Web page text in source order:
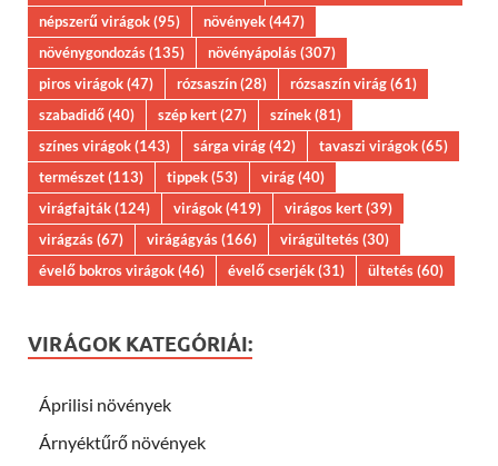
népszerű virágok(95) növények(447)
növénygondozás(135) növényápolás(307)
piros virágok(47) rózsaszín(28) rózsaszín virág(61)
szabadidő(40) szép kert(27) színek(81)
színes virágok(143) sárga virág(42) tavaszi virágok(65)
természet(113) tippek(53) virág(40)
virágfajták(124) virágok(419) virágos kert(39)
virágzás(67) virágágyás(166) virágültetés(30)
évelő bokros virágok(46) évelő cserjék(31) ültetés(60)
VIRÁGOK KATEGÓRIÁI:
Áprilisi növények
Árnyéktűrő növények